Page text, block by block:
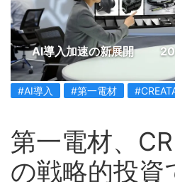
AI導入加速の新展開
#AI導入 #第一電材
第一電材、
の戦略的投資